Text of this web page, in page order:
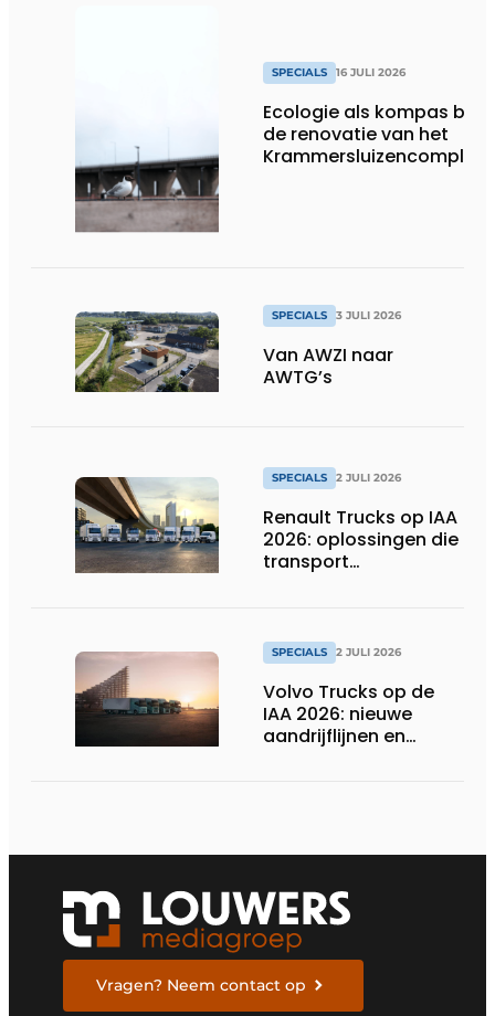
SPECIALS 16 JULI 2026
Ecologie als kompas bij
de renovatie van het
Krammersluizencomplex
SPECIALS 3 JULI 2026
Van AWZI naar
AWTG’s
SPECIALS 2 JULI 2026
Renault Trucks op IAA
2026: oplossingen die
transport
SPECIALS 2 JULI 2026
Volvo Trucks op de
IAA 2026: nieuwe
aandrijflijnen en
Vragen? Neem contact op